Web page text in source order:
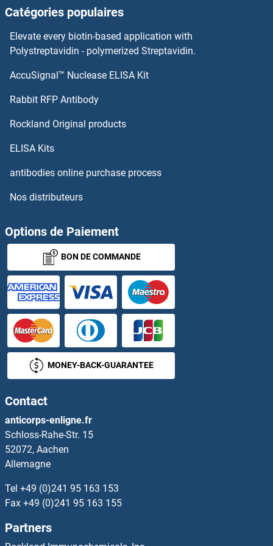
Ovalbumin Anticorps
p107 Anticorps
p21 Anticorps
P21-Activated Kinase 2 Anticorps
P2RX1 Anticorps
P2RX2 Anticorps
P2RX4 Anticorps
P2RX5 Anticorps
P2RX6 Anticorps
P2RX7 Anticorps
P2RY1 Anticorps
P2RY10 Anticorps
P2RY11 Anticorps
P2RY12 Anticorps
P2RY14 Anticorps
P2RY2 Anticorps
Catégories populaires
Elevate every biotin-based application with
Polystreptavidin - polymerized Streptavidin.
AccuSignal™ Nuclease ELISA Kit
Rabbit RFP Antibody
Rockland Original products
ELISA Kits
antibodies online purchase process
Nos distributeurs
Options de Paiement
BON DE COMMANDE
MONEY-BACK-GUARANTEE
Contact
anticorps-enligne.fr
Schloss-Rahe-Str. 15
52072, Aachen
Allemagne
Tel +49 (0)241 95 163 153
Fax +49 (0)241 95 163 155
Partners